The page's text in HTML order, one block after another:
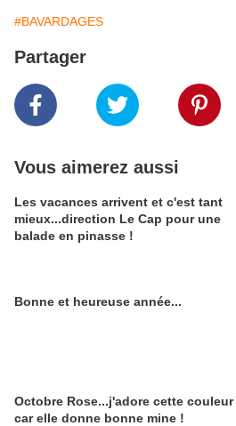
#BAVARDAGES
Partager
Vous aimerez aussi
Les vacances arrivent et c'est tant
mieux...direction Le Cap pour une
balade en pinasse !
Bonne et heureuse année...
Octobre Rose...j'adore cette couleur
car elle donne bonne mine !